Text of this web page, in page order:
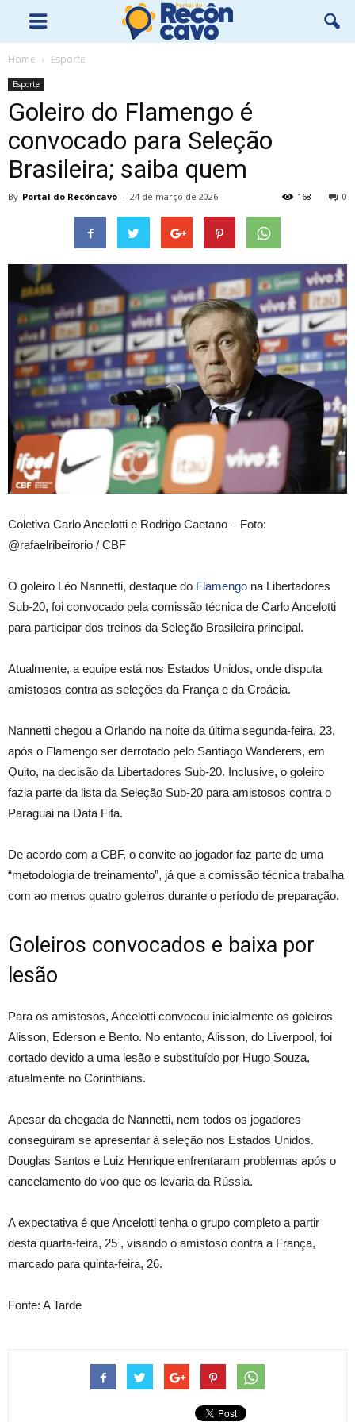
Home Esporte
Esporte
Goleiro do Flamengo é
convocado para Seleção
Brasileira; saiba quem
By Portal do Recôncavo - 24 de março de 2026 0
168
Coletiva Carlo Ancelotti e Rodrigo Caetano – Foto:
@rafaelribeirorio / CBF
O goleiro Léo Nannetti, destaque do Flamengo na Libertadores
Sub-20, foi convocado pela comissão técnica de Carlo Ancelotti
para participar dos treinos da Seleção Brasileira principal.
Atualmente, a equipe está nos Estados Unidos, onde disputa
amistosos contra as seleções da França e da Croácia.
Nannetti chegou a Orlando na noite da última segunda-feira, 23,
após o Flamengo ser derrotado pelo Santiago Wanderers, em
Quito, na decisão da Libertadores Sub-20. Inclusive, o goleiro
fazia parte da lista da Seleção Sub-20 para amistosos contra o
Paraguai na Data Fifa.
De acordo com a CBF, o convite ao jogador faz parte de uma
“metodologia de treinamento”, já que a comissão técnica trabalha
com ao menos quatro goleiros durante o período de preparação.
Goleiros convocados e baixa por
lesão
Para os amistosos, Ancelotti convocou inicialmente os goleiros
Alisson, Ederson e Bento. No entanto, Alisson, do Liverpool, foi
cortado devido a uma lesão e substituído por Hugo Souza,
atualmente no Corinthians.
Apesar da chegada de Nannetti, nem todos os jogadores
conseguiram se apresentar à seleção nos Estados Unidos.
Douglas Santos e Luiz Henrique enfrentaram problemas após o
cancelamento do voo que os levaria da Rússia.
A expectativa é que Ancelotti tenha o grupo completo a partir
desta quarta-feira, 25 , visando o amistoso contra a França,
marcado para quinta-feira, 26.
Fonte: A Tarde